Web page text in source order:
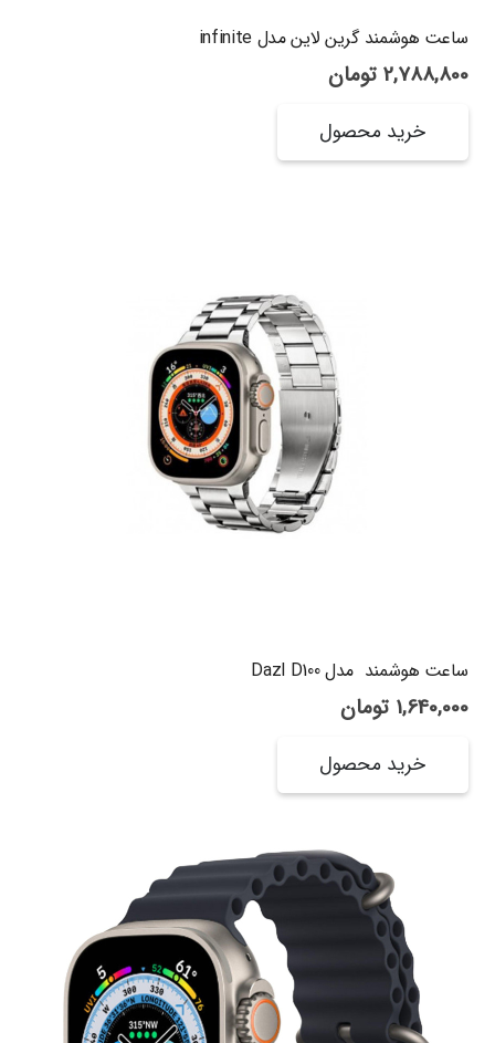
ساعت هوشمند گرین لاین مدل infinite
2,788,800 تومان
خرید محصول
ساعت هوشمند مدل Dazl D100
1,640,000 تومان
خرید محصول